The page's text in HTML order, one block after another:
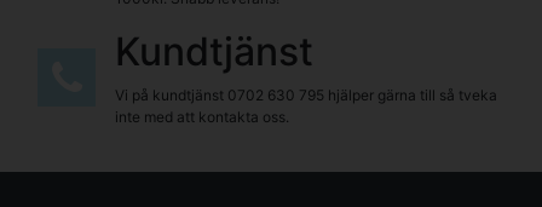
Kundtjänst
Vi på kundtjänst 0702 630 795 hjälper gärna till så tveka
inte med att kontakta oss.